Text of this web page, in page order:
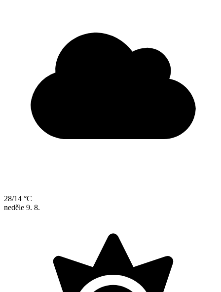
28/14 °C
neděle 9. 8.